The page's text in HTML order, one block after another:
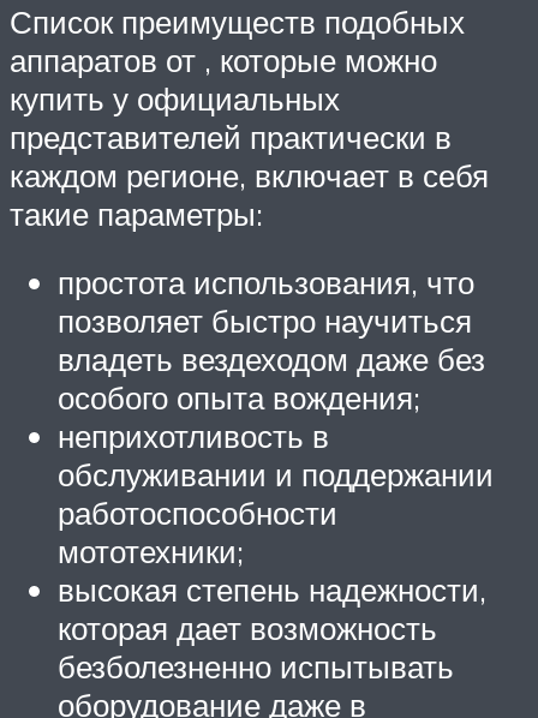
Список преимуществ подобных
аппаратов от , которые можно
купить у официальных
представителей практически в
каждом регионе, включает в себя
такие параметры:
простота использования, что
позволяет быстро научиться
владеть вездеходом даже без
особого опыта вождения;
неприхотливость в
обслуживании и поддержании
работоспособности
мототехники;
высокая степень надежности,
которая дает возможность
безболезненно испытывать
оборудование даже в